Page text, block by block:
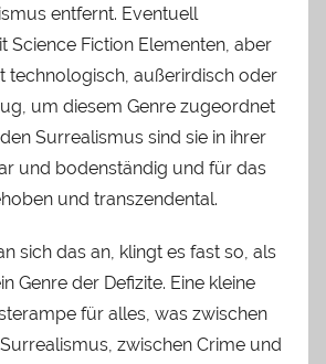
entfernt. Eventuell
Science Fiction Elementen, aber
technologisch, außerirdisch oder
um diesem Genre zugeordnet
Surrealismus sind sie in ihrer
und bodenständig und für das
und transzendental.
sich das an, klingt es fast so, als
Genre der Defizite. Eine kleine
für alles, was zwischen
zwischen Crime und